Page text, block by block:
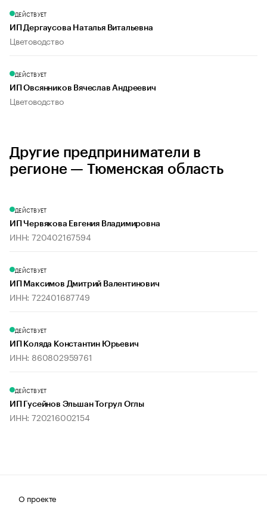
ДЕЙСТВУЕТ
ИП Дергаусова Наталья Витальевна
Цветоводство
ДЕЙСТВУЕТ
ИП Овсянников Вячеслав Андреевич
Цветоводство
Другие предприниматели в
регионе — Тюменская область
ДЕЙСТВУЕТ
ИП Червякова Евгения Владимировна
ИНН: 720402167594
ДЕЙСТВУЕТ
ИП Максимов Дмитрий Валентинович
ИНН: 722401687749
ДЕЙСТВУЕТ
ИП Коляда Константин Юрьевич
ИНН: 860802959761
ДЕЙСТВУЕТ
ИП Гусейнов Эльшан Тогрул Оглы
ИНН: 720216002154
О проекте